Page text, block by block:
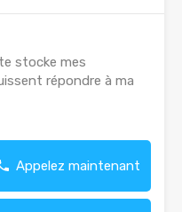
stocke mes
répondre à ma
Appelez maintenant